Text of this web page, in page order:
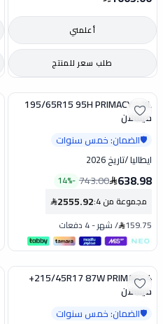
أعلمني
طلب سعر للمنتج
تخفيض
195/65R15 95H PRIMACY 4 XL
ميشلان
🛡️الضمان: خمس سنوات
ايطاليا/تاريخ 2026
638.98
743.00
-
14%
مجموعة من 4 :
2555.92
159.75
/شهر-4 دفعات
تخفيض
215/45R17 87W PRIMACY 4+
ميشلان
🛡️الضمان: خمس سنوات